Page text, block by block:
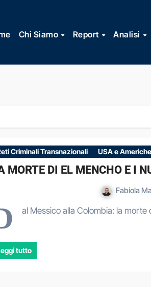
contenuto
Chi Siamo Report Analisi
Criminali Transnazionali USA e Americhe
MORTE DI EL MENCHO E I
Fabiola
al Messico alla Colombia: la
tutto